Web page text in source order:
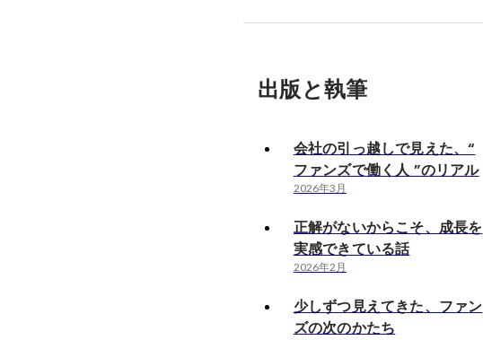
出版と執筆
会社の引っ越しで見えた、“
ファンズで働く人 ”のリアル
2026年3月
正解がないからこそ、成長を
実感できている話
2026年2月
少しずつ見えてきた、ファン
ズの次のかたち